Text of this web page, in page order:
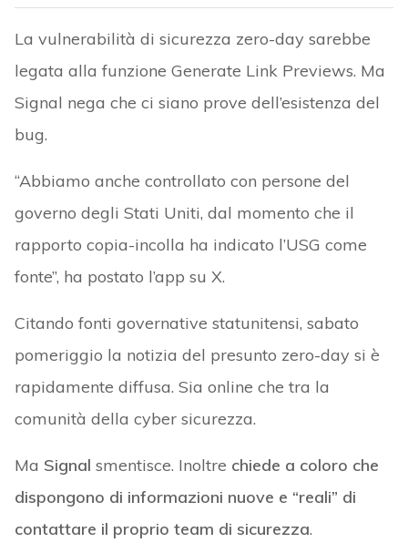
La vulnerabilità di sicurezza zero-day sarebbe
legata alla funzione Generate Link Previews. Ma
Signal nega che ci siano prove dell’esistenza del
bug.
“Abbiamo anche controllato con persone del
governo degli Stati Uniti, dal momento che il
rapporto copia-incolla ha indicato l’USG come
fonte”, ha postato l’app su X.
Citando fonti governative statunitensi, sabato
pomeriggio la notizia del presunto zero-day si è
rapidamente diffusa. Sia online che tra la
comunità della cyber sicurezza.
Ma Signal smentisce. Inoltre chiede a coloro che
dispongono di informazioni nuove e “reali” di
contattare il proprio team di sicurezza.